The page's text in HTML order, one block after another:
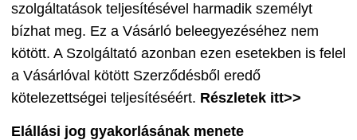
szolgáltatások teljesítésével harmadik személyt
bízhat meg. Ez a Vásárló beleegyezéséhez nem
kötött. A Szolgáltató azonban ezen esetekben is felel
a Vásárlóval kötött Szerződésből eredő
kötelezettségei teljesítéséért. Részletek itt>>
Elállási jog gyakorlásának menete